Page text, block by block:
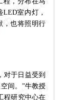
室内灯，
，也将照明行
于日益受到
间。”牛教授
程研究中心在